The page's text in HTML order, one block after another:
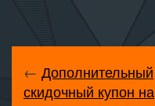
← Дополнительный
скидочный купон на